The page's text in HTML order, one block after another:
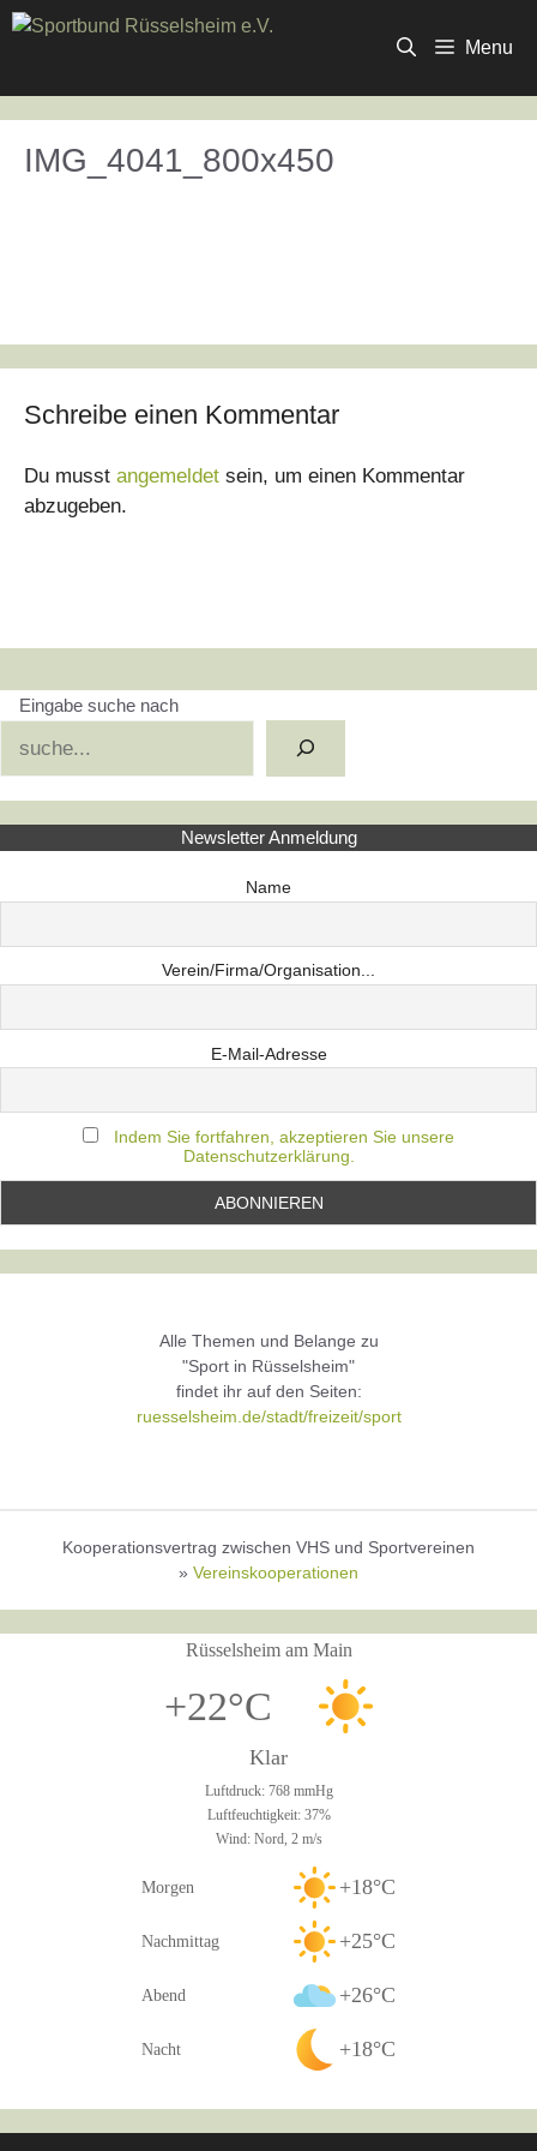
Zum
Inhalt
Menu
IMG_4041_800x450
Schreibe einen Kommentar
Du musst angemeldet sein, um einen Kommentar
abzugeben.
Eingabe suche nach
Newsletter Anmeldung
Name
Verein/Firma/Organisation...
E-Mail-Adresse
Indem Sie fortfahren, akzeptieren Sie unsere
Datenschutzerklärung.
Alle Themen und Belange zu
"Sport in Rüsselsheim"
findet ihr auf den Seiten:
ruesselsheim.de/stadt/freizeit/sport
Kooperationsvertrag zwischen VHS und Sportvereinen
» Vereinskooperationen
Rüsselsheim am Main
+22°C
Klar
Luftdruck: 768 mmHg
Luftfeuchtigkeit: 37%
Wind: Nord, 2 m/s
Morgen +18°C
Nachmittag +25°C
Abend +26°C
Nacht +18°C